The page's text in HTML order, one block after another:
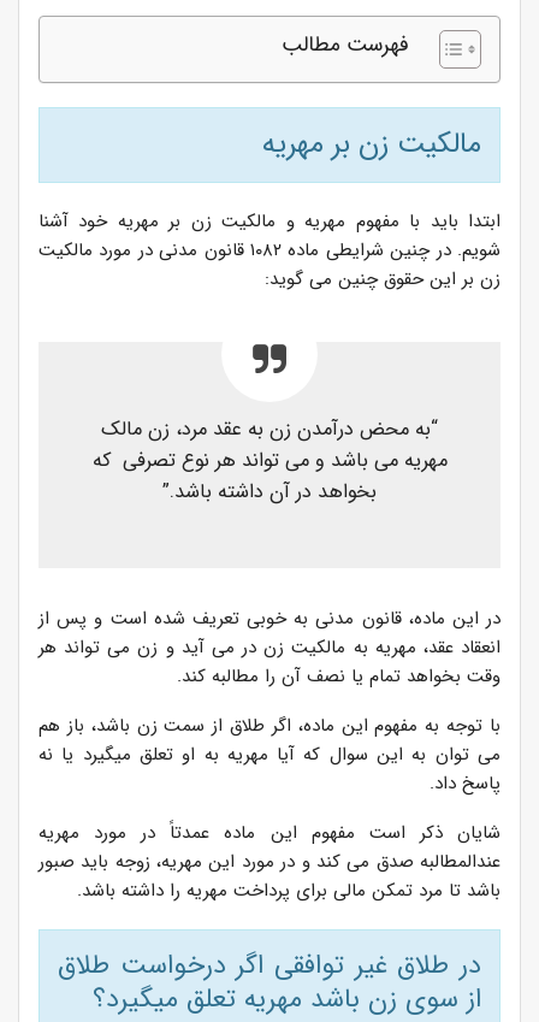
فهرست مطالب
مالکیت زن بر مهریه
ابتدا باید با مفهوم مهریه و مالکیت زن بر مهریه خود آشنا
شویم. در چنین شرایطی ماده ۱۰۸۲ قانون مدنی در مورد مالکیت
زن بر این حقوق چنین می گوید:
“به محض درآمدن زن به عقد مرد، زن مالک
مهریه می باشد و می تواند هر نوع تصرفی که
بخواهد در آن داشته باشد.”
در این ماده، قانون مدنی به خوبی تعریف شده است و پس از
انعقاد عقد، مهریه به مالکیت زن در می آید و زن می تواند هر
وقت بخواهد تمام یا نصف آن را مطالبه کند.
با توجه به مفهوم این ماده، اگر طلاق از سمت زن باشد، باز هم
می توان به این سوال که آیا مهریه به او تعلق میگیرد یا نه
پاسخ داد.
شایان ذکر است مفهوم این ماده عمدتاً در مورد مهریه
عندالمطالبه صدق می کند و در مورد این مهریه، زوجه باید صبور
باشد تا مرد تمکن مالی برای پرداخت مهریه را داشته باشد.
در طلاق غیر توافقی اگر درخواست طلاق
از سوی زن باشد مهریه تعلق میگیرد؟